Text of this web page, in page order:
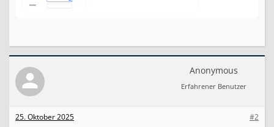
Anonymous
Erfahrener Benutzer
#2
25. Oktober 2025